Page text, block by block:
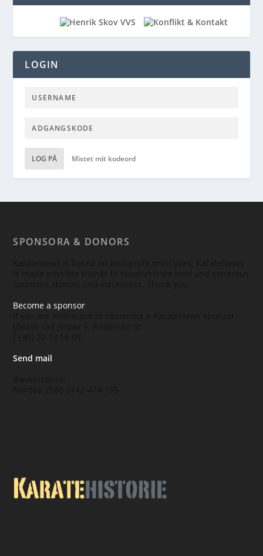
LOGIN
LOG PÅ Mistet mit kodeord
SPONSORA & DONORS
Become a sponsor
Send mail